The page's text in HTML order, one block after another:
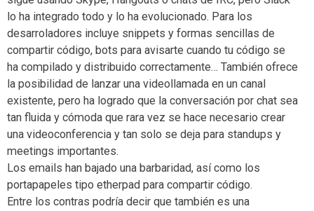
lo ha integrado todo y lo ha evolucionado. Para los
desarroladores incluye snippets y formas sencillas de
compartir código, bots para avisarte cuando tu código se
ha compilado y distribuido correctamente… También ofrece
la posibilidad de lanzar una videollamada en un canal
existente, pero ha logrado que la conversación por chat sea
tan fluida y cómoda que rara vez se hace necesario crear
una videoconferencia y tan solo se deja para standups y
meetings importantes.
Los emails han bajado una barbaridad, así como los
portapapeles tipo etherpad para compartir código.
Entre los contras podría decir que también es una